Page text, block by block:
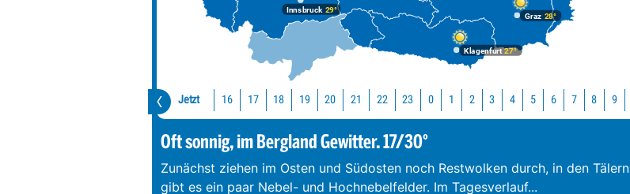
Graz 28°
Innsbruck29°
Klagenfurt27°
Jetzt 16 17 18 19 20 21 22 23 0 1 2 3 4 5 6 7 8 9
Oft sonnig, im Bergland Gewitter. 17/30°
Zunächst ziehen im Osten und Südosten noch Restwolken durch, in den Tälern
gibt es ein paar Nebel- und Hochnebelfelder. Im Tagesverlauf...